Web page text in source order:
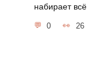
набирает всё
0 26